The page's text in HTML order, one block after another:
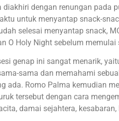
dengan renungan pada
untuk menyantap snack-
selesai menyantap snack,
O Holy Night sebelum
genap ini sangat menarik,
sama dan memahami
ada. Romo Palma kemudian
tersebut dengan cara
damai sejahtera,